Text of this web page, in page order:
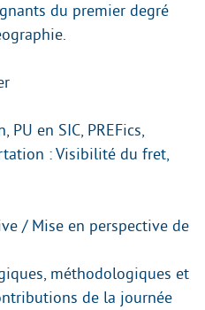
du premier degré
en SIC, PREFics,
: Visibilité du fret,
/ Mise en perspective de
méthodologiques et
de la journée